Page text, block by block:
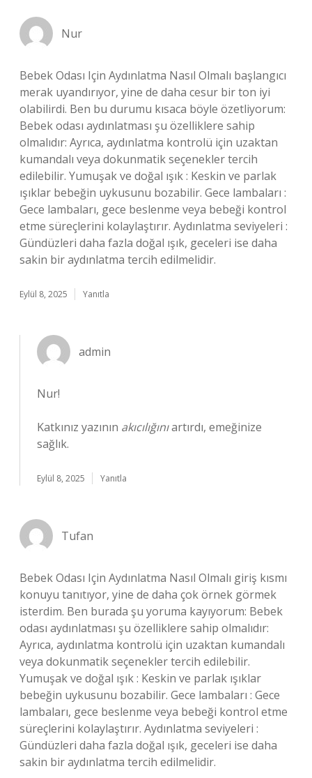
Nur
Bebek Odası Için Aydınlatma Nasıl Olmalı başlangıcı
merak uyandırıyor, yine de daha cesur bir ton iyi
olabilirdi. Ben bu durumu kısaca böyle özetliyorum:
Bebek odası aydınlatması şu özelliklere sahip
olmalıdır: Ayrıca, aydınlatma kontrolü için uzaktan
kumandalı veya dokunmatik seçenekler tercih
edilebilir. Yumuşak ve doğal ışık : Keskin ve parlak
ışıklar bebeğin uykusunu bozabilir. Gece lambaları :
Gece lambaları, gece beslenme veya bebeği kontrol
etme süreçlerini kolaylaştırır. Aydınlatma seviyeleri :
Gündüzleri daha fazla doğal ışık, geceleri ise daha
sakin bir aydınlatma tercih edilmelidir.
Eylül 8, 2025 Yanıtla
admin
Nur!
Katkınız yazının akıcılığınıartırdı, emeğinize
sağlık.
Eylül 8, 2025 Yanıtla
Tufan
Bebek Odası Için Aydınlatma Nasıl Olmalı giriş kısmı
konuyu tanıtıyor, yine de daha çok örnek görmek
isterdim. Ben burada şu yoruma kayıyorum: Bebek
odası aydınlatması şu özelliklere sahip olmalıdır:
Ayrıca, aydınlatma kontrolü için uzaktan kumandalı
veya dokunmatik seçenekler tercih edilebilir.
Yumuşak ve doğal ışık : Keskin ve parlak ışıklar
bebeğin uykusunu bozabilir. Gece lambaları : Gece
lambaları, gece beslenme veya bebeği kontrol etme
süreçlerini kolaylaştırır. Aydınlatma seviyeleri :
Gündüzleri daha fazla doğal ışık, geceleri ise daha
sakin bir aydınlatma tercih edilmelidir.